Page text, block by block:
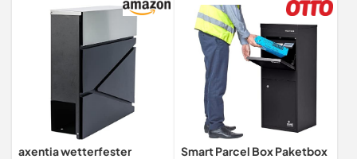
Briefkasten SN3670-2
axentia wetterfester
Smart Parcel Box Paketbox